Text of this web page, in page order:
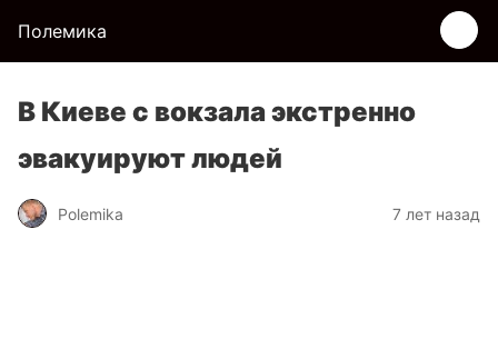
Полемика
В Киеве с вокзала экстренно
эвакуируют людей
Polemika 7 лет назад